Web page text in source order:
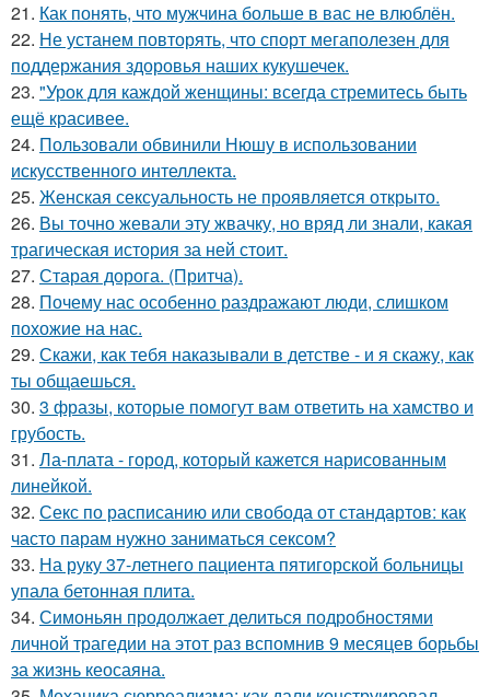
21. Как понять, что мужчина больше в вас не влюблён.
22. Не устанем повторять, что спорт мегаполезен для
поддержания здоровья наших кукушечек.
23. "Урок для каждой женщины: всегда стремитесь быть
ещё красивее.
24. Пользовали обвинили Нюшу в использовании
искусственного интеллекта.
25. Женская сексуальность не проявляется открыто.
26. Вы точно жевали эту жвачку, но вряд ли знали, какая
трагическая история за ней стоит.
27. Старая дорога. (Притча).
28. Почему нас особенно раздражают люди, слишком
похожие на нас.
29. Скажи, как тебя наказывали в детстве - и я скажу, как
ты общаешься.
30. 3 фразы, которые помогут вам ответить на хамство и
грубость.
31. Ла-плата - город, который кажется нарисованным
линейкой.
32. Секс по расписанию или свобода от стандартов: как
часто парам нужно заниматься сексом?
33. На руку 37-летнего пациента пятигорской больницы
упала бетонная плита.
34. Симоньян продолжает делиться подробностями
личной трагедии на этот раз вспомнив 9 месяцев борьбы
за жизнь кеосаяна.